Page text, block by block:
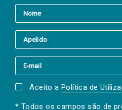
Aceito a Política de
* Todos os campos são de